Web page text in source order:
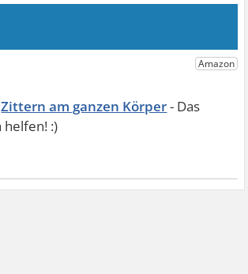
Zittern am ganzen Körper